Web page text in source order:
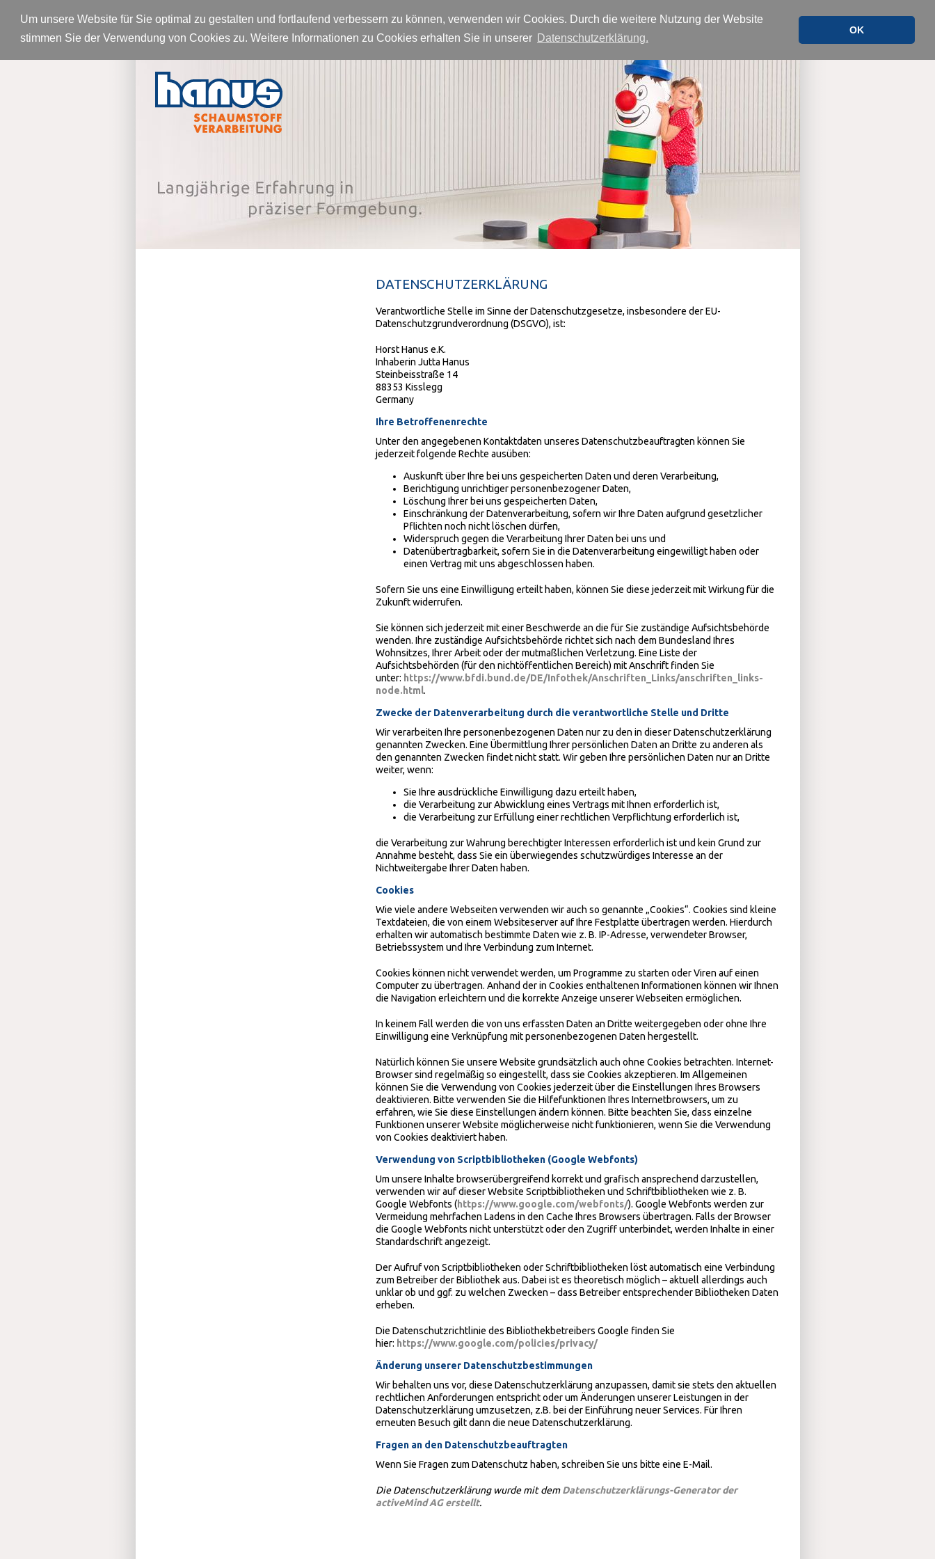
Um unsere Website für Sie optimal zu gestalten und fortlaufend verbessern zu können, verwenden wir Cookies. Durch die weitere Nutzung der Website
stimmen Sie der Verwendung von Cookies zu. Weitere Informationen zu Cookies erhalten Sie in unserer Datenschutzerklärung.
OK
Start Produkte Über uns
DATENSCHUTZERKLÄRUNG
Verantwortliche Stelle im Sinne der Datenschutzgesetze, insbesondere der EU-
Datenschutzgrundverordnung (DSGVO), ist:
Horst Hanus e.K.
Inhaberin Jutta Hanus
Steinbeisstraße 14
88353 Kisslegg
Germany
Ihre Betroffenenrechte
Unter den angegebenen Kontaktdaten unseres Datenschutzbeauftragten können Sie
jederzeit folgende Rechte ausüben:
Auskunft über Ihre bei uns gespeicherten Daten und deren Verarbeitung,
Berichtigung unrichtiger personenbezogener Daten,
Löschung Ihrer bei uns gespeicherten Daten,
Einschränkung der Datenverarbeitung, sofern wir Ihre Daten aufgrund gesetzlicher
Pflichten noch nicht löschen dürfen,
Widerspruch gegen die Verarbeitung Ihrer Daten bei uns und
Datenübertragbarkeit, sofern Sie in die Datenverarbeitung eingewilligt haben oder
einen Vertrag mit uns abgeschlossen haben.
Sofern Sie uns eine Einwilligung erteilt haben, können Sie diese jederzeit mit Wirkung für die
Zukunft widerrufen.
Sie können sich jederzeit mit einer Beschwerde an die für Sie zuständige Aufsichtsbehörde
wenden. Ihre zuständige Aufsichtsbehörde richtet sich nach dem Bundesland Ihres
Wohnsitzes, Ihrer Arbeit oder der mutmaßlichen Verletzung. Eine Liste der
Aufsichtsbehörden (für den nichtöffentlichen Bereich) mit Anschrift finden Sie
unter: https://www.bfdi.bund.de/DE/Infothek/Anschriften_Links/anschriften_links-
node.html.
Zwecke der Datenverarbeitung durch die verantwortliche Stelle und Dritte
Wir verarbeiten Ihre personenbezogenen Daten nur zu den in dieser Datenschutzerklärung
genannten Zwecken. Eine Übermittlung Ihrer persönlichen Daten an Dritte zu anderen als
den genannten Zwecken findet nicht statt. Wir geben Ihre persönlichen Daten nur an Dritte
weiter, wenn:
Sie Ihre ausdrückliche Einwilligung dazu erteilt haben,
die Verarbeitung zur Abwicklung eines Vertrags mit Ihnen erforderlich ist,
die Verarbeitung zur Erfüllung einer rechtlichen Verpflichtung erforderlich ist,
die Verarbeitung zur Wahrung berechtigter Interessen erforderlich ist und kein Grund zur
Annahme besteht, dass Sie ein überwiegendes schutzwürdiges Interesse an der
Nichtweitergabe Ihrer Daten haben.
Cookies
Wie viele andere Webseiten verwenden wir auch so genannte „Cookies“. Cookies sind kleine
Textdateien, die von einem Websiteserver auf Ihre Festplatte übertragen werden. Hierdurch
erhalten wir automatisch bestimmte Daten wie z. B. IP-Adresse, verwendeter Browser,
Betriebssystem und Ihre Verbindung zum Internet.
Cookies können nicht verwendet werden, um Programme zu starten oder Viren auf einen
Computer zu übertragen. Anhand der in Cookies enthaltenen Informationen können wir Ihnen
die Navigation erleichtern und die korrekte Anzeige unserer Webseiten ermöglichen.
In keinem Fall werden die von uns erfassten Daten an Dritte weitergegeben oder ohne Ihre
Einwilligung eine Verknüpfung mit personenbezogenen Daten hergestellt.
Natürlich können Sie unsere Website grundsätzlich auch ohne Cookies betrachten. Internet-
Browser sind regelmäßig so eingestellt, dass sie Cookies akzeptieren. Im Allgemeinen
können Sie die Verwendung von Cookies jederzeit über die Einstellungen Ihres Browsers
deaktivieren. Bitte verwenden Sie die Hilfefunktionen Ihres Internetbrowsers, um zu
erfahren, wie Sie diese Einstellungen ändern können. Bitte beachten Sie, dass einzelne
Funktionen unserer Website möglicherweise nicht funktionieren, wenn Sie die Verwendung
von Cookies deaktiviert haben.
Verwendung von Scriptbibliotheken (Google Webfonts)
Um unsere Inhalte browserübergreifend korrekt und grafisch ansprechend darzustellen,
verwenden wir auf dieser Website Scriptbibliotheken und Schriftbibliotheken wie z. B.
Google Webfonts (https://www.google.com/webfonts/). Google Webfonts werden zur
Vermeidung mehrfachen Ladens in den Cache Ihres Browsers übertragen. Falls der Browser
die Google Webfonts nicht unterstützt oder den Zugriff unterbindet, werden Inhalte in einer
Standardschrift angezeigt.
Der Aufruf von Scriptbibliotheken oder Schriftbibliotheken löst automatisch eine Verbindung
zum Betreiber der Bibliothek aus. Dabei ist es theoretisch möglich – aktuell allerdings auch
unklar ob und ggf. zu welchen Zwecken – dass Betreiber entsprechender Bibliotheken Daten
erheben.
Die Datenschutzrichtlinie des Bibliothekbetreibers Google finden Sie
hier: https://www.google.com/policies/privacy/
Änderung unserer Datenschutzbestimmungen
Wir behalten uns vor, diese Datenschutzerklärung anzupassen, damit sie stets den aktuellen
rechtlichen Anforderungen entspricht oder um Änderungen unserer Leistungen in der
Datenschutzerklärung umzusetzen, z.B. bei der Einführung neuer Services. Für Ihren
erneuten Besuch gilt dann die neue Datenschutzerklärung.
Fragen an den Datenschutzbeauftragten
Wenn Sie Fragen zum Datenschutz haben, schreiben Sie uns bitte eine E-Mail.
Die Datenschutzerklärung wurde mit demDatenschutzerklärungs-Generator der
activeMind AG erstellt.